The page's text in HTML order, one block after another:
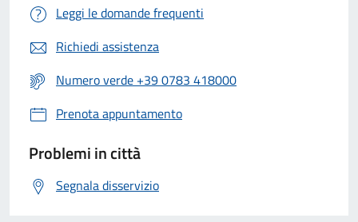
Leggi le domande frequenti
Richiedi assistenza
Numero verde +39 0783 418000
Prenota appuntamento
Problemi in città
Segnala disservizio